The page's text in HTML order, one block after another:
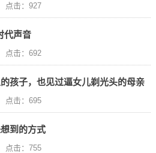
点击：927
代声音
点击：692
孩子，也见过逼女儿剃光头的母亲
点击：695
到的方式
点击：755